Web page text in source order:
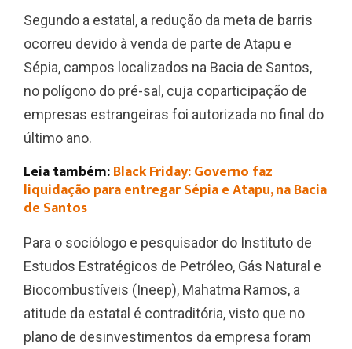
Segundo a estatal, a redução da meta de barris
ocorreu devido à venda de parte de Atapu e
Sépia, campos localizados na Bacia de Santos,
no polígono do pré-sal, cuja coparticipação de
empresas estrangeiras foi autorizada no final do
último ano.
Leia também:Black Friday: Governo faz
liquidação para entregar Sépia e Atapu, na Bacia
de Santos
Para o sociólogo e pesquisador do Instituto de
Estudos Estratégicos de Petróleo, Gás Natural e
Biocombustíveis (Ineep), Mahatma Ramos, a
atitude da estatal é contraditória, visto que no
plano de desinvestimentos da empresa foram